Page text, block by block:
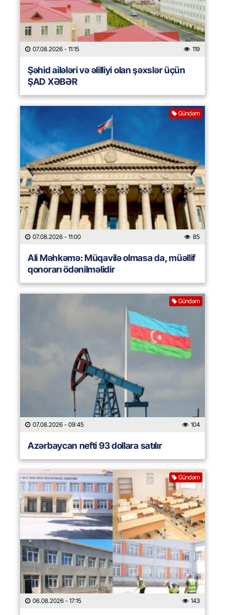
07.08.2026 - 11:15 119
Şəhid ailələri və əlilliyi olan şəxslər üçün
ŞAD XƏBƏR
Gündəm
07.08.2026 - 11:00 85
Ali Məhkəmə: Müqavilə olmasa da, müəllif
qonorarı ödənilməlidir
Gündəm
07.08.2026 - 09:45 104
Azərbaycan nefti 93 dollara satılır
Gündəm
06.08.2026 - 17:15 143